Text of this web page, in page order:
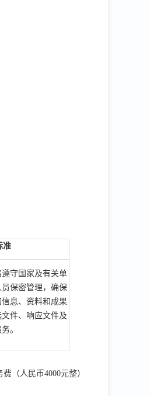
准
守国家及有关单
保密管理，确保
息、资料和成果
文件、响应文件及
。
（人民币4000元整）